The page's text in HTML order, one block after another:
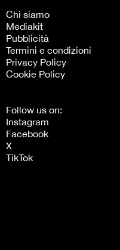
Chi siamo
Mediakit
Pubblicità
Termini e condizioni
Privacy Policy
Cookie Policy
Follow us on:
Instagram
Facebook
X
TikTok